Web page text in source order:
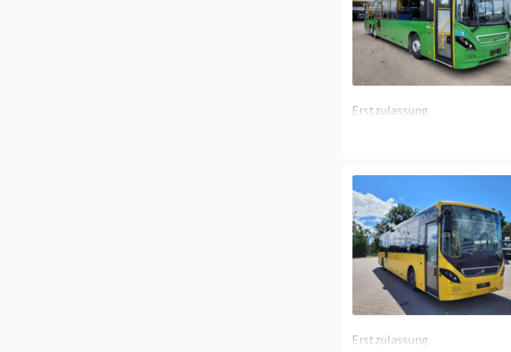
Fahrgestell/Federung
Federung
Radstand
Tempomat
Erstzulassung
Kraftstoffart
Transmission
Fahrgestell/Federung
Federung
Radstand
Erstzulassung